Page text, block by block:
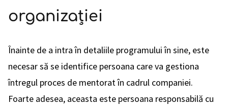
organizației
Înainte de a intra în detaliile programului în sine, este
necesar să se identifice persoana care va gestiona
întregul proces de mentorat în cadrul companiei.
Foarte adesea, aceasta este persoana responsabilă cu